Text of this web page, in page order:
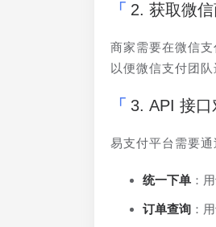
2. 获取微
商家需要在微信
以便微信支付团队
3. API 接口
易支付平台需要
统一下单 ：
订单查询 ：